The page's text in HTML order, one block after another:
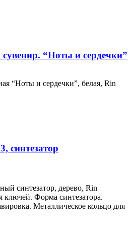
“Ноты и сердечки”
“Ноты и сердечки”, белая, Rin
синтезатор
синтезатор, дерево, Rin
ключей. Форма синтезатора.
Металлическое кольцо для